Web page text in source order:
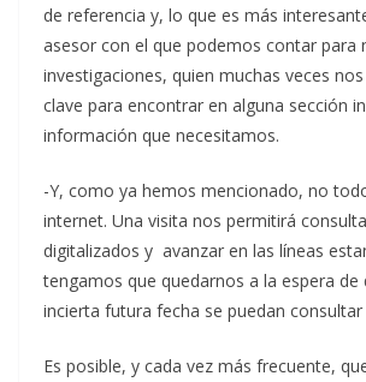
de referencia y, lo que es más
asesor con el que podemos contar para
investigaciones, quien muchas veces
clave para encontrar en alguna sección
información que necesitamos.
-Y, como ya hemos mencionado, no
internet. Una visita nos permitirá
digitalizados y avanzar en las líneas
tengamos que quedarnos a la espera de
incierta futura fecha se puedan consultar
Es posible, y cada vez más frecuente,